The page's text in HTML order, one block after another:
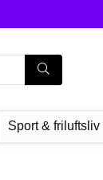
Sport & friluftsliv